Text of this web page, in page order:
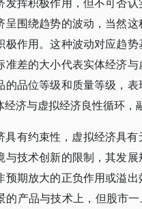
呈围绕趋势的波动，当然
极作用。这种波动对应趋
准差的大小代表实体经济
的品位等级和质量等级，
济与虚拟经济良性循环，
具有约束性，虚拟经济具
与技术创新的限制，其发
预期放大的正负作用或溢
的产品与技术上，但股市